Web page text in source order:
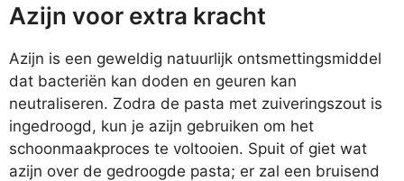
Azijn voor extra kracht
Azijn is een geweldig natuurlijk ontsmettingsmiddel
dat bacteriën kan doden en geuren kan
neutraliseren. Zodra de pasta met zuiveringszout is
ingedroogd, kun je azijn gebruiken om het
schoonmaakproces te voltooien. Spuit of giet wat
azijn over de gedroogde pasta; er zal een bruisend